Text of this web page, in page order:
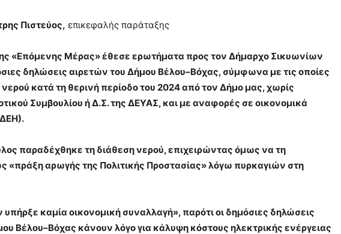
Πιστεύος, επικεφαλής παράταξης
«Επόμενης Μέρας» έθεσε ερωτήματα προς τον Δήμαρχο Σικυωνίων
δηλώσεις αιρετών του Δήμου Βέλου–Βόχας, σύμφωνα με τις οποίες
κατά τη θερινή περίοδο του 2024 από τον Δήμο μας, χωρίς
Συμβουλίου ή Δ.Σ. της ΔΕΥΑΣ, και με αναφορές σε οικονομικά
παραδέχθηκε τη διάθεση νερού, επιχειρώντας όμως να τη
«πράξη αρωγής της Πολιτικής Προστασίας» λόγω πυρκαγιών στη
καμία οικονομική συναλλαγή», παρότι οι δημόσιες δηλώσεις
Βέλου–Βόχας κάνουν λόγο για κάλυψη κόστους ηλεκτρικής ενέργειας